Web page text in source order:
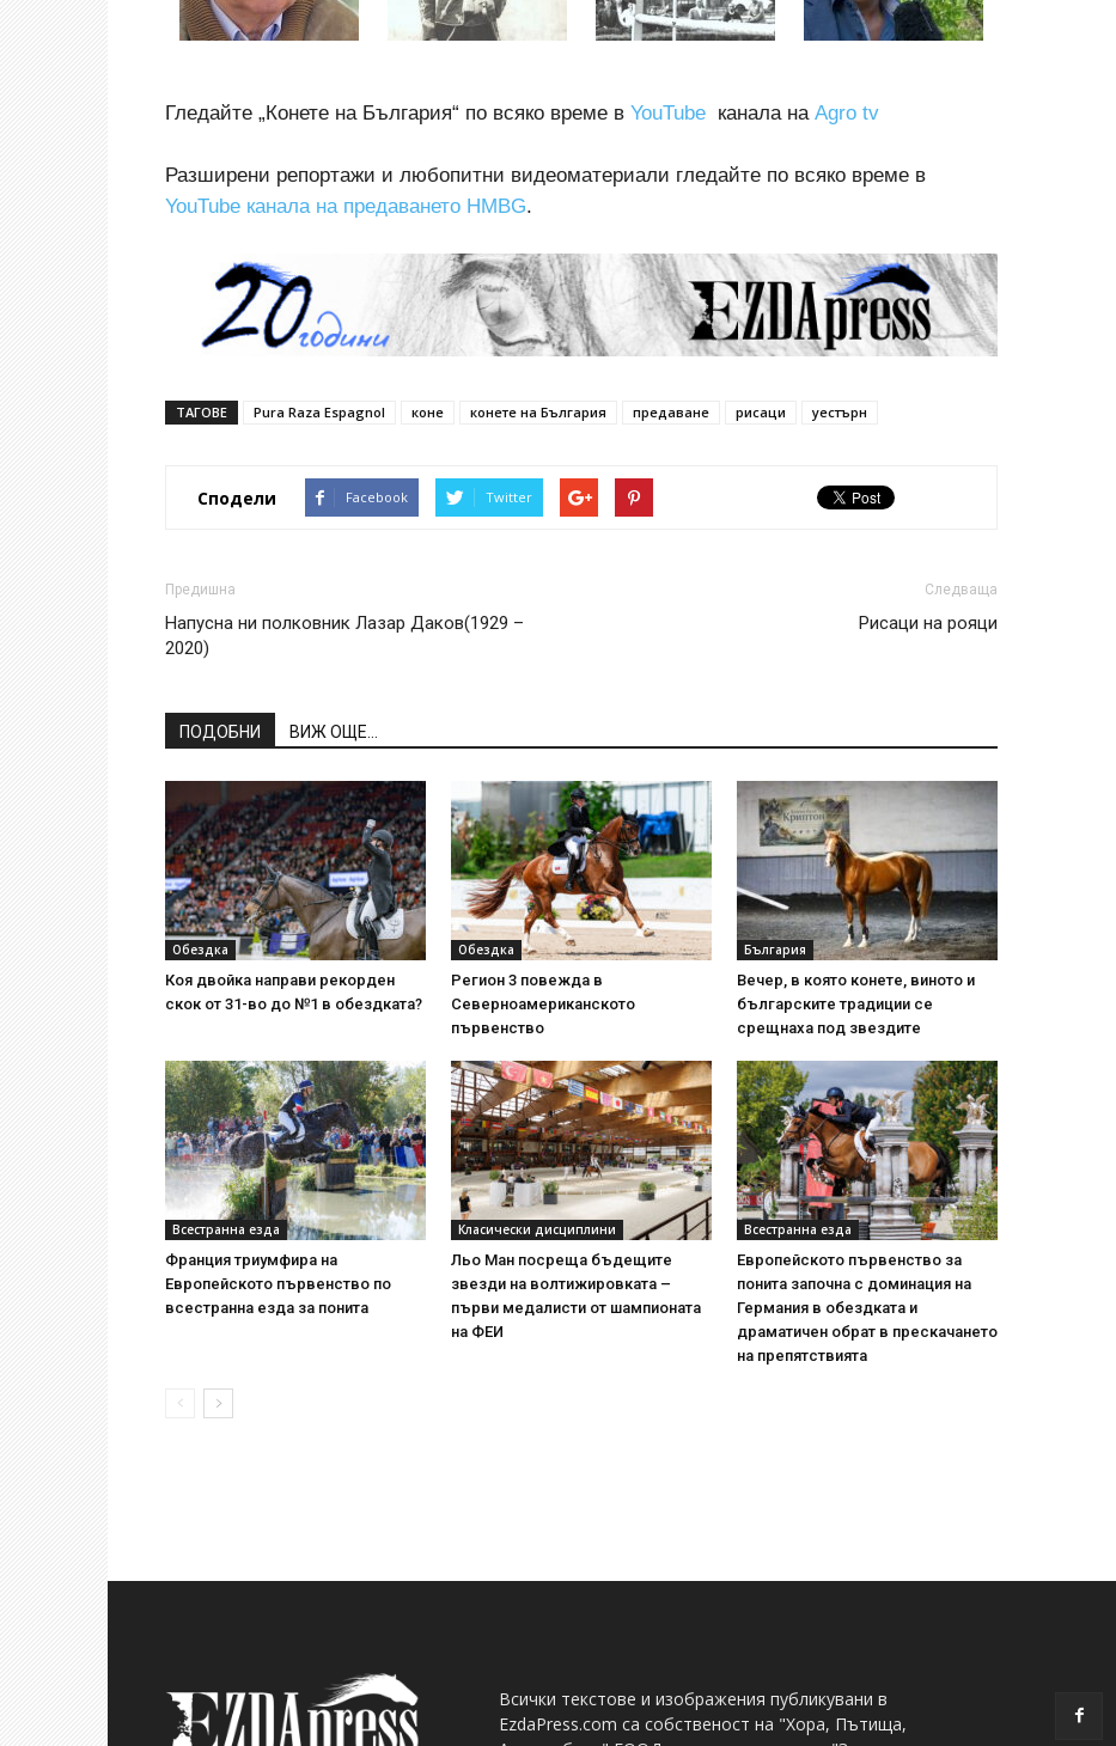
Гледайте „Конете на България“ по всяко време в YouTube канала на Аgro tv
Разширени репортажи и любопитни видеоматериали гледайте по всяко време в
YouTube канала на предаването HMBG.
ТАГОВЕ Pura Raza Espagnol коне конете на България предаване рисаци уестърн
Сподели Facebook Twitter
Предишна
Напусна ни полковник Лазар Даков(1929 –
2020)
Следваща
Рисаци на рояци
ПОДОБНИ ВИЖ ОЩЕ...
Обездка
Коя двойка направи рекорден
скок от 31-во до №1 в обездката?
Обездка
Регион 3 повежда в
Северноамериканското
първенство
България
Вечер, в която конете, виното и
българските традиции се
срещнаха под звездите
Всестранна езда
Франция триумфира на
Европейското първенство по
всестранна езда за понита
Класически дисциплини
Льо Ман посреща бъдещите
звезди на волтижировката –
първи медалисти от шампионата
на ФЕИ
Всестранна езда
Европейското първенство за
понита започна с доминация на
Германия в обездката и
драматичен обрат в прескачането
на препятствията
Всички текстове и изображения публикувани в
EzdaPress.com са собственост на "Хора, Пътища,